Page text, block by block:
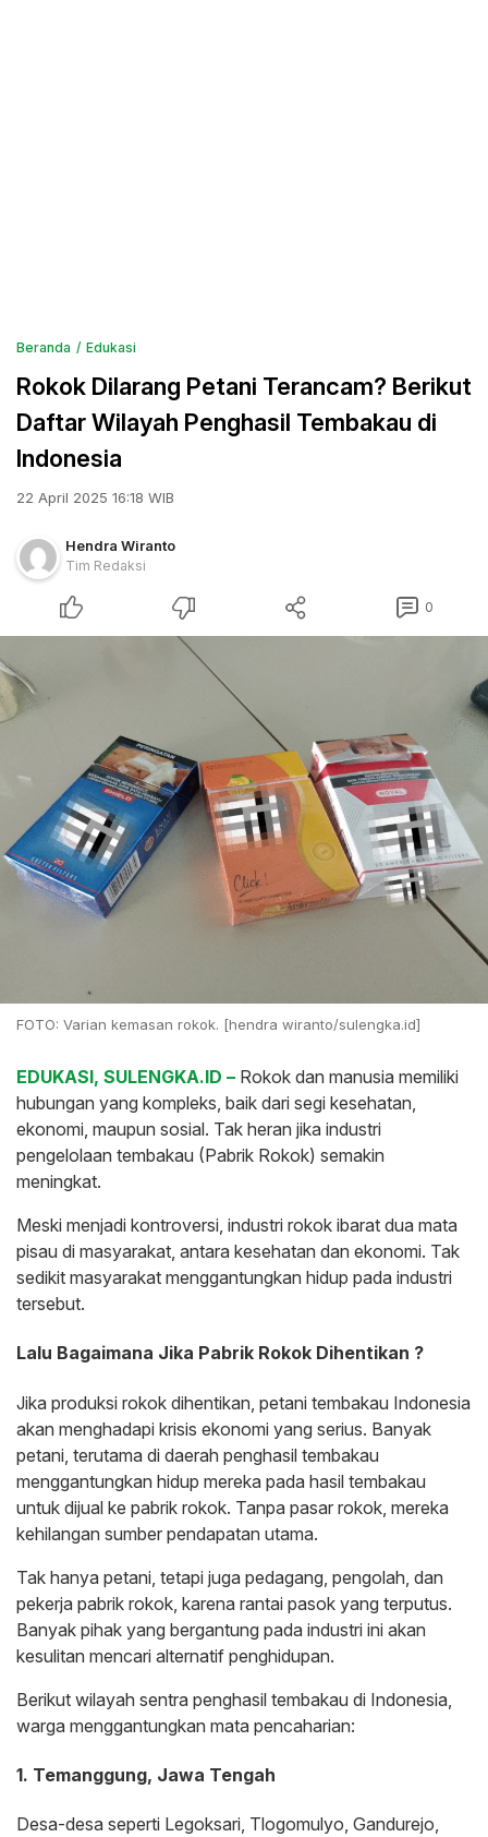
Beranda Edukasi
Rokok Dilarang Petani Terancam? Berikut
Daftar Wilayah Penghasil Tembakau di
Indonesia
22 April 2025 16:18 WIB
Hendra Wiranto
Tim Redaksi
0
FOTO: Varian kemasan rokok. [hendra wiranto/sulengka.id]
EDUKASI, SULENGKA.ID – Rokok dan manusia memiliki
hubungan yang kompleks, baik dari segi kesehatan,
ekonomi, maupun sosial. Tak heran jika industri
pengelolaan tembakau (Pabrik Rokok) semakin
meningkat.
Meski menjadi kontroversi, industri rokok ibarat dua mata
pisau di masyarakat, antara kesehatan dan ekonomi. Tak
sedikit masyarakat menggantungkan hidup pada industri
tersebut.
Lalu Bagaimana Jika Pabrik Rokok Dihentikan ?
Jika produksi rokok dihentikan, petani tembakau Indonesia
akan menghadapi krisis ekonomi yang serius. Banyak
petani, terutama di daerah penghasil tembakau
menggantungkan hidup mereka pada hasil tembakau
untuk dijual ke pabrik rokok. Tanpa pasar rokok, mereka
kehilangan sumber pendapatan utama.
Tak hanya petani, tetapi juga pedagang, pengolah, dan
pekerja pabrik rokok, karena rantai pasok yang terputus.
Banyak pihak yang bergantung pada industri ini akan
kesulitan mencari alternatif penghidupan.
Berikut wilayah sentra penghasil tembakau di Indonesia,
warga menggantungkan mata pencaharian:
1. Temanggung, Jawa Tengah
Desa-desa seperti Legoksari, Tlogomulyo, Gandurejo,